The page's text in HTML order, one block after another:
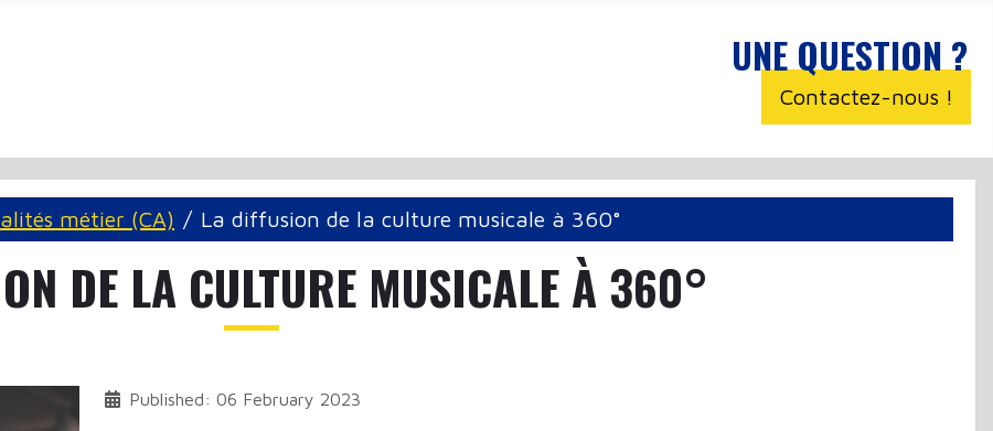
UNE QUESTION ?
Contactez-nous !
métier (CA) La diffusion de la culture musicale à 360°
DE LA CULTURE MUSICALE À 360°
Published: 06 February 2023